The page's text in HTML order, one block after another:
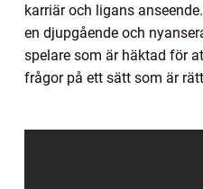
karriär och ligans
en djupgående och
spelare som är häktad för
frågor på ett sätt som är